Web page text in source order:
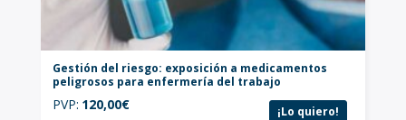
Gestión del riesgo: exposición a medicamentos
peligrosos para enfermería del trabajo
PVP: 120,00€ ¡Lo quiero!